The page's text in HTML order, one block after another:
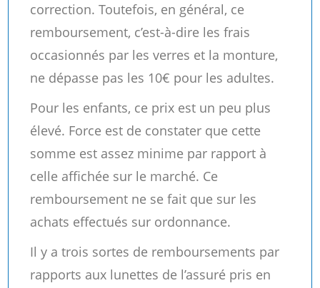
correction. Toutefois, en général, ce
remboursement, c’est-à-dire les frais
occasionnés par les verres et la monture,
ne dépasse pas les 10€ pour les adultes.
Pour les enfants, ce prix est un peu plus
élevé. Force est de constater que cette
somme est assez minime par rapport à
celle affichée sur le marché. Ce
remboursement ne se fait que sur les
achats effectués sur ordonnance.
Il y a trois sortes de remboursements par
rapports aux lunettes de l’assuré pris en